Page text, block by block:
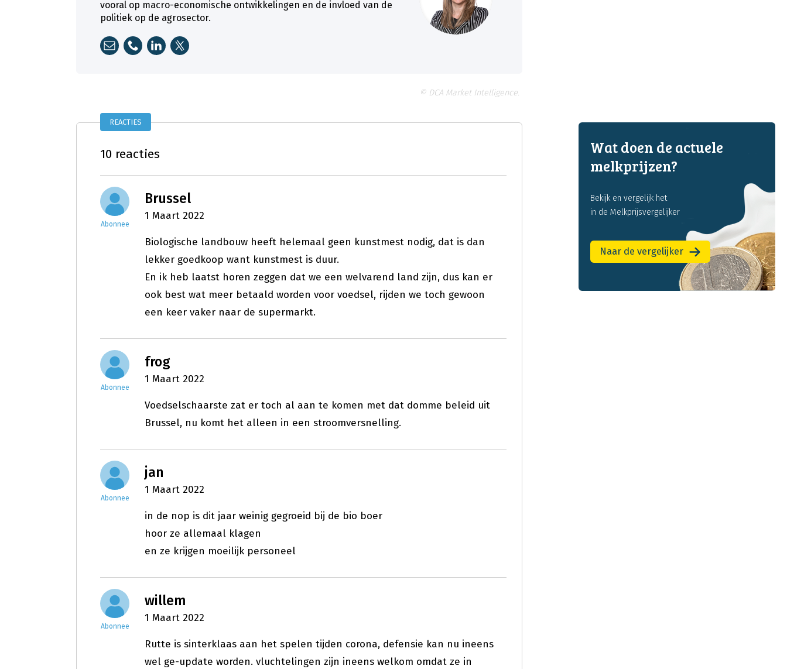
vooral op macro-economische ontwikkelingen en de invloed van de
politiek op de agrosector.
© DCA Market Intelligence.
REACTIES
10 reacties
Abonnee
Brussel
1 Maart 2022
Biologische landbouw heeft helemaal geen kunstmest nodig, dat is dan
lekker goedkoop want kunstmest is duur.
En ik heb laatst horen zeggen dat we een welvarend land zijn, dus kan er
ook best wat meer betaald worden voor voedsel, rijden we toch gewoon
een keer vaker naar de supermarkt.
Abonnee
frog
1 Maart 2022
Voedselschaarste zat er toch al aan te komen met dat domme beleid uit
Brussel, nu komt het alleen in een stroomversnelling.
Abonnee
jan
1 Maart 2022
in de nop is dit jaar weinig gegroeid bij de bio boer
hoor ze allemaal klagen
en ze krijgen moeilijk personeel
Abonnee
willem
1 Maart 2022
Rutte is sinterklaas aan het spelen tijden corona, defensie kan nu ineens
wel ge-update worden. vluchtelingen zijn ineens welkom omdat ze in
Wat doen de actuele
melkprijzen?
Bekijk en vergelijk het
in de Melkprijsvergelijker
Naar de vergelijker